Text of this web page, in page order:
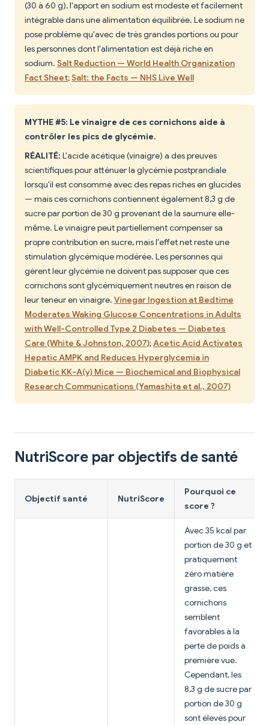
(30 à 60 g), l'apport en sodium est modeste et facilement
intégrable dans une alimentation équilibrée. Le sodium ne
pose problème qu'avec de très grandes portions ou pour
les personnes dont l'alimentation est déjà riche en
sodium. Salt Reduction — World Health Organization
Fact Sheet;Salt: the Facts — NHS Live Well
MYTHE #5: Le vinaigre de ces cornichons aide à
contrôler les pics de glycémie.
RÉALITÉ: L'acide acétique (vinaigre) a des preuves
scientifiques pour atténuer la glycémie postprandiale
lorsqu'il est consommé avec des repas riches en glucides
— mais ces cornichons contiennent également 8,3 g de
sucre par portion de 30 g provenant de la saumure elle-
même. Le vinaigre peut partiellement compenser sa
propre contribution en sucre, mais l'effet net reste une
stimulation glycémique modérée. Les personnes qui
gèrent leur glycémie ne doivent pas supposer que ces
cornichons sont glycémiquement neutres en raison de
leur teneur en vinaigre. Vinegar Ingestion at Bedtime
Moderates Waking Glucose Concentrations in Adults
with Well-Controlled Type 2 Diabetes — Diabetes
Care (White & Johnston, 2007);Acetic Acid Activates
Hepatic AMPK and Reduces Hyperglycemia in
Diabetic KK-A(y) Mice — Biochemical and Biophysical
Research Communications (Yamashita et al., 2007)
NutriScore par objectifs de santé
Objectif santé NutriScore
Pourquoi ce
score ?
Avec 35 kcal par
portion de 30 g et
pratiquement
zéro matière
grasse, ces
cornichons
semblent
favorables à la
perte de poids à
première vue.
Cependant, les
8,3 g de sucre par
portion de 30 g
sont élevés pour